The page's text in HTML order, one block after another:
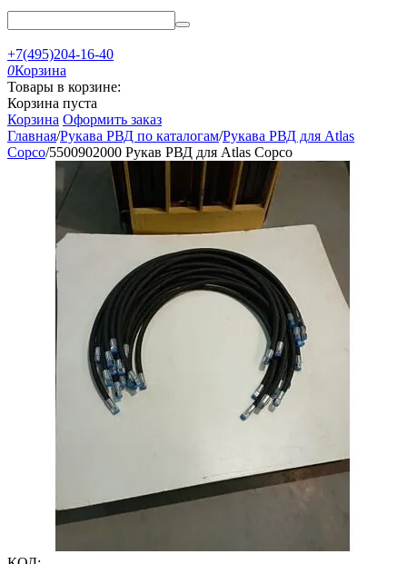
+7(495)204-16-40
0Корзина
Товары в корзине:
Корзина пуста
Корзина Оформить заказ
Главная/Рукава РВД по каталогам/Рукава РВД для Atlas
Copco/5500902000 Рукав РВД для Atlas Copco